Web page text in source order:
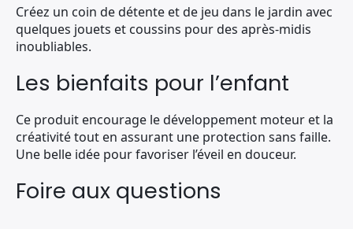
Créez un coin de détente et de jeu dans le jardin avec
quelques jouets et coussins pour des après-midis
inoubliables.
Les bienfaits pour l’enfant
Ce produit encourage le développement moteur et la
créativité tout en assurant une protection sans faille.
Une belle idée pour favoriser l’éveil en douceur.
Foire aux questions